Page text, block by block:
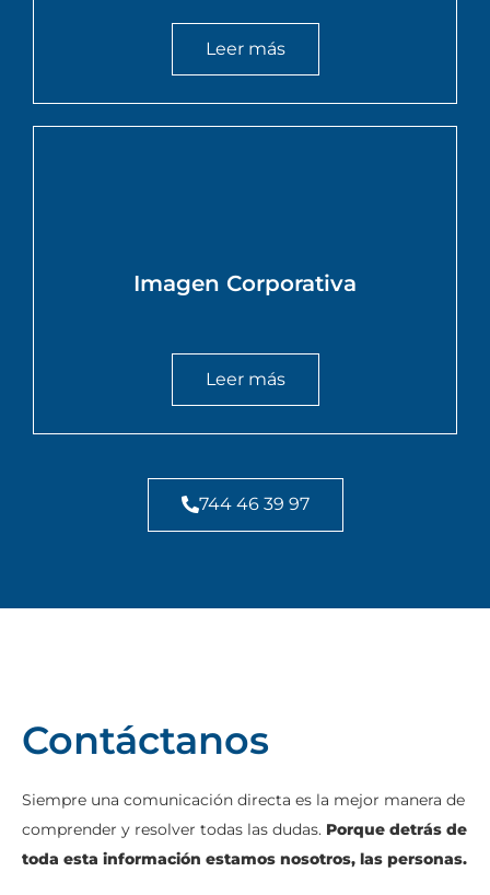
Leer más
Imagen Corporativa
Leer más
744 46 39 97
Contáctanos
Siempre una comunicación directa es la mejor manera de
comprender y resolver todas las dudas. Porque detrás de
toda esta información estamos nosotros, las personas.